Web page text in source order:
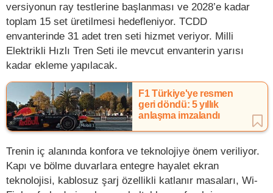
versiyonun ray testlerine başlanması ve 2028’e kadar
toplam 15 set üretilmesi hedefleniyor. TCDD
envanterinde 31 adet tren seti hizmet veriyor. Milli
Elektrikli Hızlı Tren Seti ile mevcut envanterin yarısı
kadar ekleme yapılacak.
F1 Türkiye'ye resmen
geri döndü: 5 yıllık
anlaşma imzalandı
Trenin iç alanında konfora ve teknolojiye önem veriliyor.
Kapı ve bölme duvarlara entegre hayalet ekran
teknolojisi, kablosuz şarj özellikli katlanır masaları, Wi-